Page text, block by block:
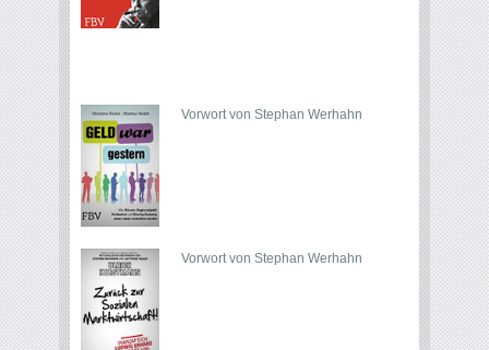
Vorwort von Stephan Werhahn
Vorwort von Stephan Werhahn